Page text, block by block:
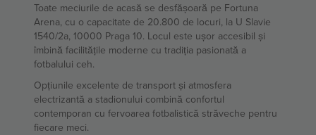
Toate meciurile de acasă se desfășoară pe Fortuna
Arena, cu o capacitate de 20.800 de locuri, la U Slavie
1540/2a, 10000 Praga 10. Locul este ușor accesibil și
îmbină facilitățile moderne cu tradiția pasionată a
fotbalului ceh.
Opțiunile excelente de transport și atmosfera
electrizantă a stadionului combină confortul
contemporan cu fervoarea fotbalistică străveche pentru
fiecare meci.